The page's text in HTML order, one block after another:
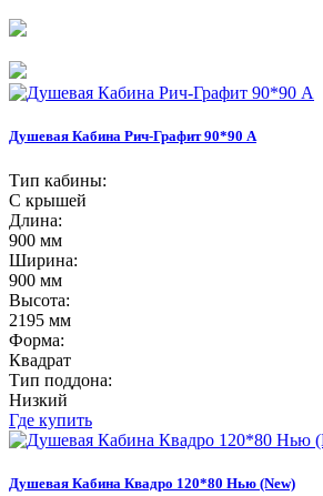
Душевая Кабина Рич-Графит 90*90 А
Тип кабины:
С крышей
Длина:
900 мм
Ширина:
900 мм
Высота:
2195 мм
Форма:
Квадрат
Тип поддона:
Низкий
Где купить
Душевая Кабина Квадро 120*80 Нью (New)